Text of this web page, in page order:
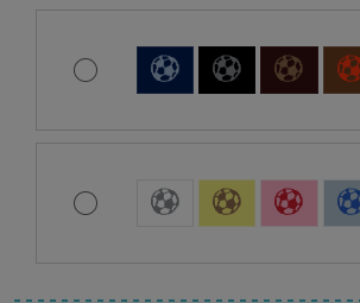
C C C
C C C